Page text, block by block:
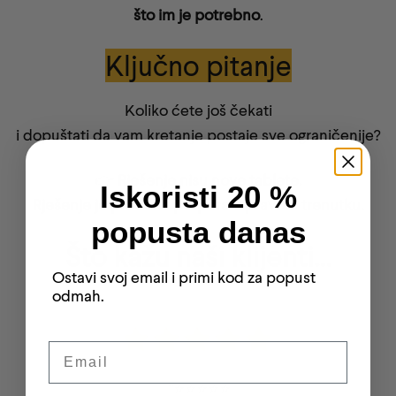
što im je potrebno.
Ključno pitanje
Koliko ćete još čekati
i dopuštati da vam kretanje postaje sve ograničenije?
Rješenje je prirodna potpora u pravom trenutku.
Što kažu naši klijenti…
“⭐️⭐️⭐️⭐️⭐️
Iskoristi 20 %
popusta danas
Ostavi svoj email i primi kod za popust
odmah.